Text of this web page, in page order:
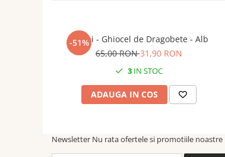
-51%
Cercei - Ghiocel de Dragobete - Alb
65,00 RON31,90 RON
3IN STOC
ADAUGA IN COS
Newsletter Nu rata ofertele si promotiile noastre